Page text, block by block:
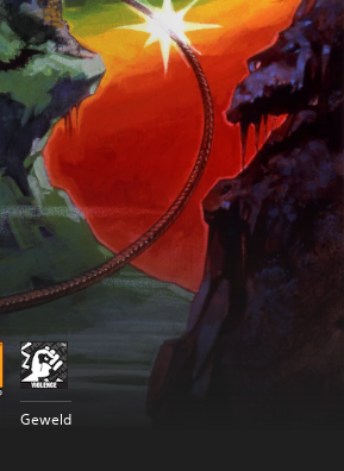
Geweld